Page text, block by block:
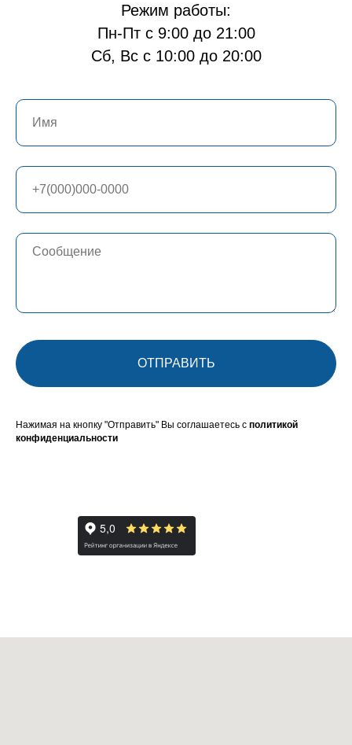
Режим работы:
Пн-Пт с 9:00 до 21:00
Сб, Вс с 10:00 до 20:00
ОТПРАВИТЬ
Нажимая на кнопку "Отправить" Вы соглашаетесь с политикой
конфиденциальности